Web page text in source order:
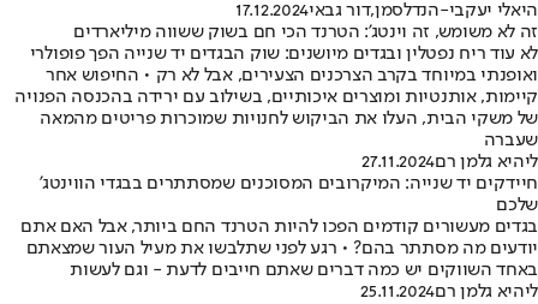
היאלי יעקבי-הנדלסמן,דור גבאי17.12.2024
זה לא משומש, זה וינטג': הטרנד הכי חם בשוק ששווה מיליארדים
לא עוד ריח נפטלין ובגדים מיושנים: שוק הבגדים יד שנייה הפך פופולרי
ואופנתי במיוחד בקרב הצרכנים הצעירים, אבל לא רק • החיפוש אחר
קיימות, אותנטיות ומוצרים איכותיים, בשילוב עם ירידה בהכנסה הפנויה
של משקי הבית, העלו את הביקוש לחנויות שמוכרות פריטים מהמאה
שעברה
ליהיא גלמן רם27.11.2024
חיידקים יד שנייה: המיקרובים המסוכנים שמסתתרים בבגדי הווינטג'
שלכם
בגדים מעשורים קודמים הפכו להיות הטרנד החם ביותר, אבל האם אתם
יודעים מה מסתתר בהם? • רגע לפני שתלבשו את מעיל העור שמצאתם
באחד השווקים יש כמה דברים שאתם חייבים לדעת - וגם לעשות
ליהיא גלמן רם25.11.2024